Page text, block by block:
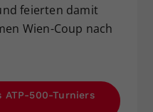
feierten damit
Wien-Coup nach
ATP-500-Turniers